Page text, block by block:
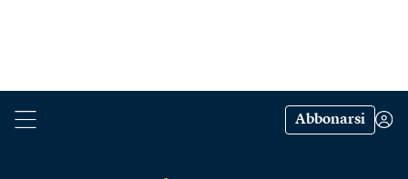
Abbonarsi